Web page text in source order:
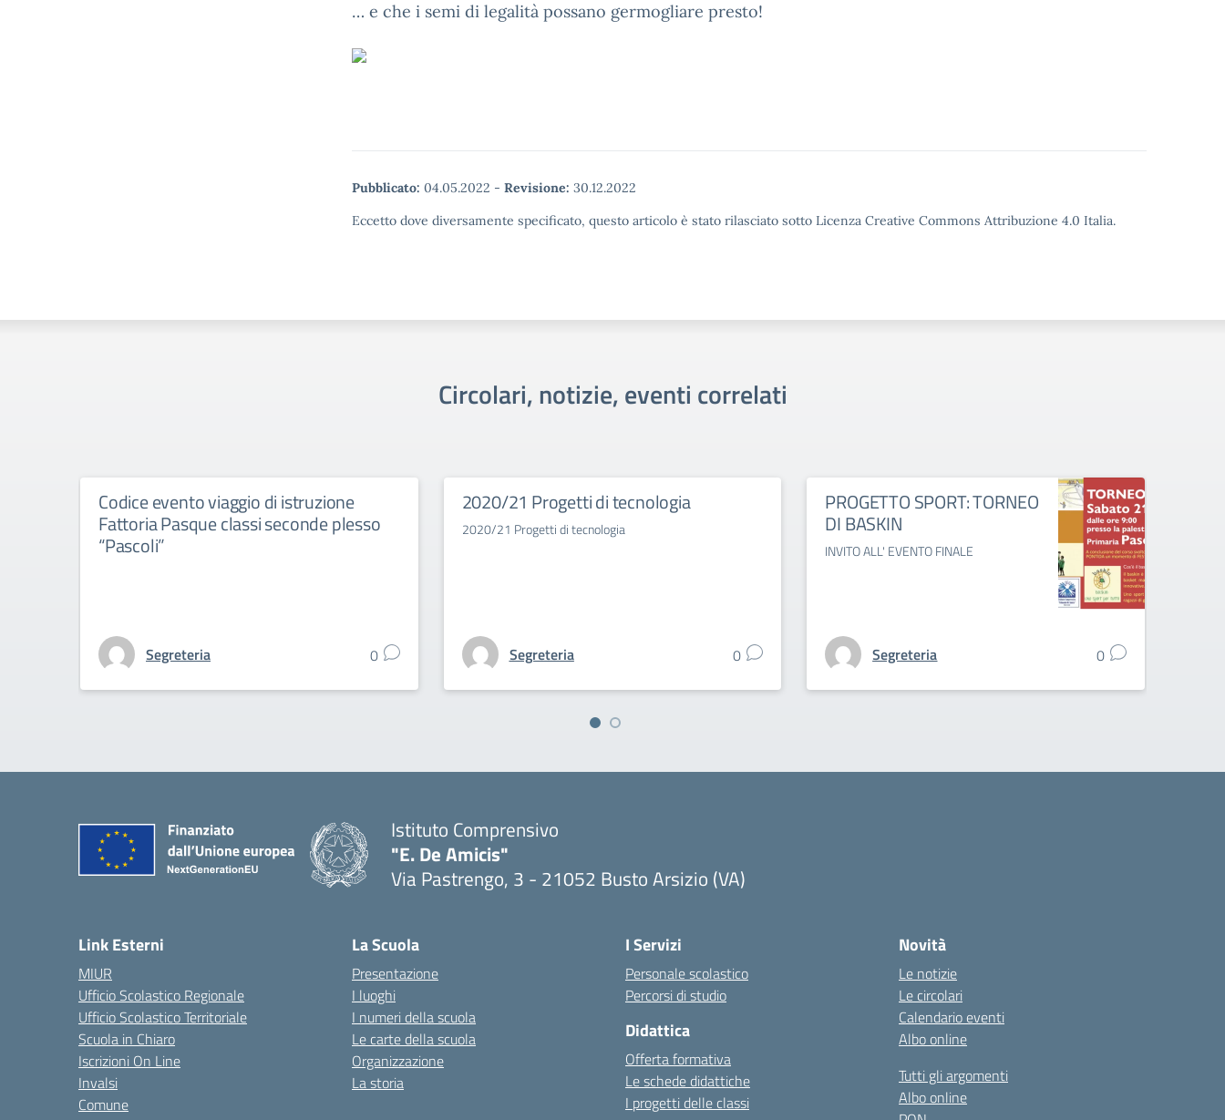
… e che i semi di legalità possano germogliare presto!
Pubblicato: 04.05.2022 - Revisione: 30.12.2022
Eccetto dove diversamente specificato, questo articolo è stato rilasciato sotto Licenza Creative Commons Attribuzione 4.0 Italia.
Circolari, notizie, eventi correlati
Codice evento viaggio di istruzione
Fattoria Pasque classi seconde plesso
“Pascoli”
Segreteria 0
2020/21 Progetti di tecnologia
2020/21 Progetti di tecnologia
Segreteria 0
PROGETTO SPORT: TORNEO
DI BASKIN
INVITO ALL' EVENTO FINALE
Segreteria 0
Istituto Comprensivo
"E. De Amicis"
Via Pastrengo, 3 - 21052 Busto Arsizio (VA)
Link Esterni
MIUR
Ufficio Scolastico Regionale
Ufficio Scolastico Territoriale
Scuola in Chiaro
Iscrizioni On Line
Invalsi
Comune
La Scuola
Presentazione
I luoghi
I numeri della scuola
Le carte della scuola
Organizzazione
La storia
I Servizi
Personale scolastico
Percorsi di studio
Didattica
Offerta formativa
Le schede didattiche
I progetti delle classi
Novità
Le notizie
Le circolari
Calendario eventi
Albo online
Tutti gli argomenti
Albo online